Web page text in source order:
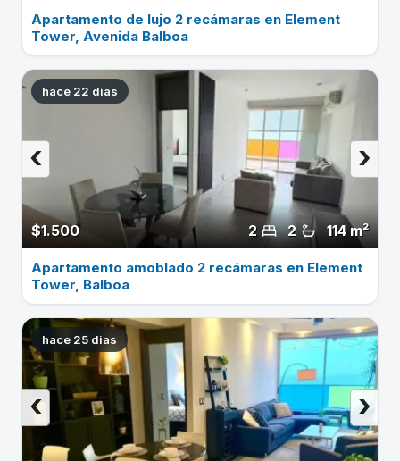
Apartamento de lujo 2 recámaras en Element
Tower, Avenida Balboa
hace 22 dias
$1.500 114 m²
2
2
›
‹
Apartamento amoblado 2 recámaras en Element
Tower, Balboa
hace 25 dias
›
‹